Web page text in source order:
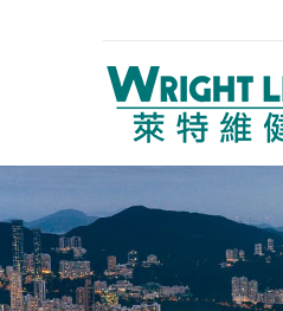
莱特维健
企业简介
品牌故事
产品介绍